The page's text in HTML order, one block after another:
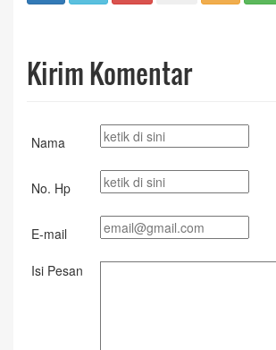
Kirim Komentar
Nama
No. Hp
E-mail
Isi Pesan